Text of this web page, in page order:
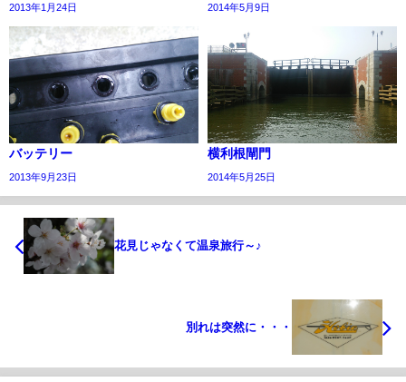
2013年1月24日 2014年5月9日
バッテリー
2013年9月23日
横利根閘門
2014年5月25日
花見じゃなくて温泉旅行～♪
別れは突然に・・・